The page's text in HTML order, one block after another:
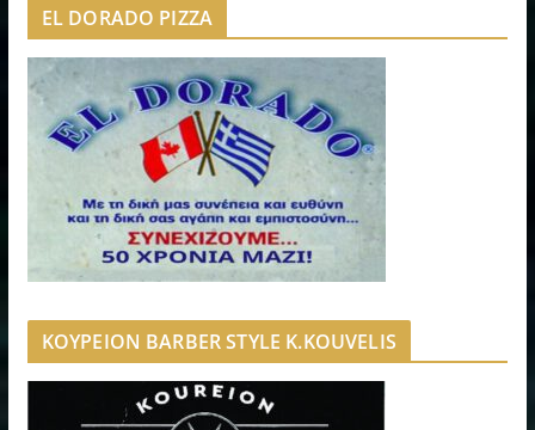
EL DORADO PIZZA
ΚΟΥΡΕΙΟΝ BARBER STYLE K.KOUVELIS